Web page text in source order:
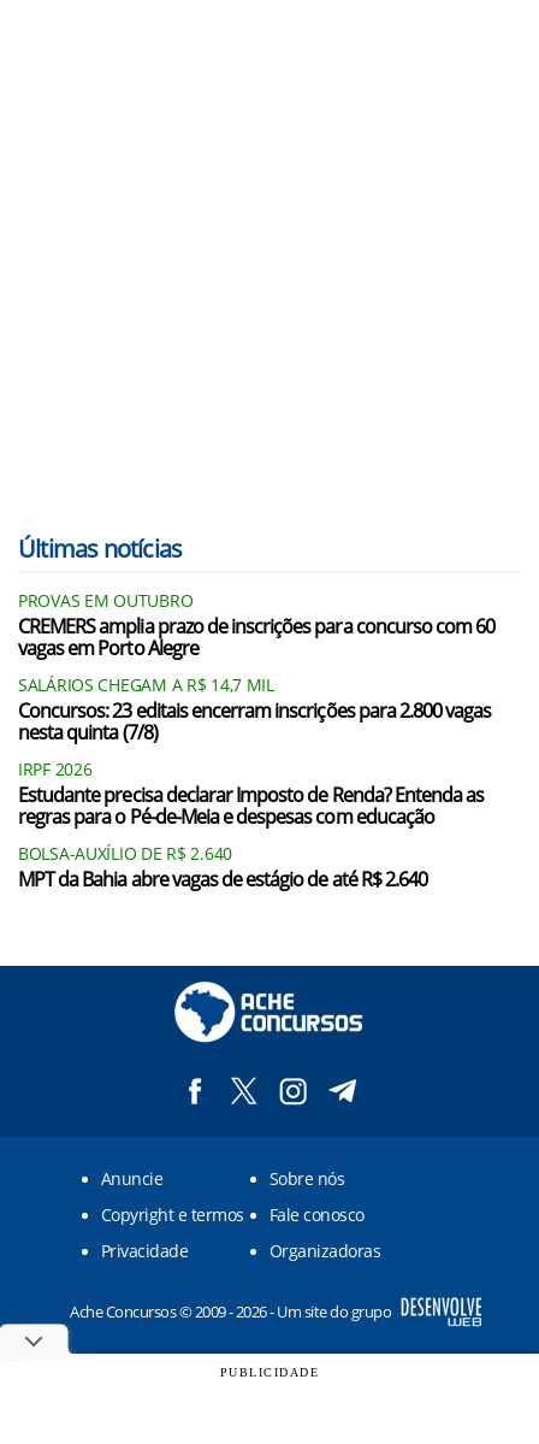
Últimas notícias
PROVAS EM OUTUBRO
CREMERS amplia prazo de inscrições para concurso com 60
vagas em Porto Alegre
SALÁRIOS CHEGAM A R$ 14,7 MIL
Concursos: 23 editais encerram inscrições para 2.800 vagas
nesta quinta (7/8)
IRPF 2026
Estudante precisa declarar Imposto de Renda? Entenda as
regras para o Pé-de-Meia e despesas com educação
BOLSA-AUXÍLIO DE R$ 2.640
MPT da Bahia abre vagas de estágio de até R$ 2.640
Anuncie
Sobre nós
Copyright e termos
Fale conosco
Privacidade
Organizadoras
Ache Concursos © 2009 - 2026 - Um site do grupo
PUBLICIDADE